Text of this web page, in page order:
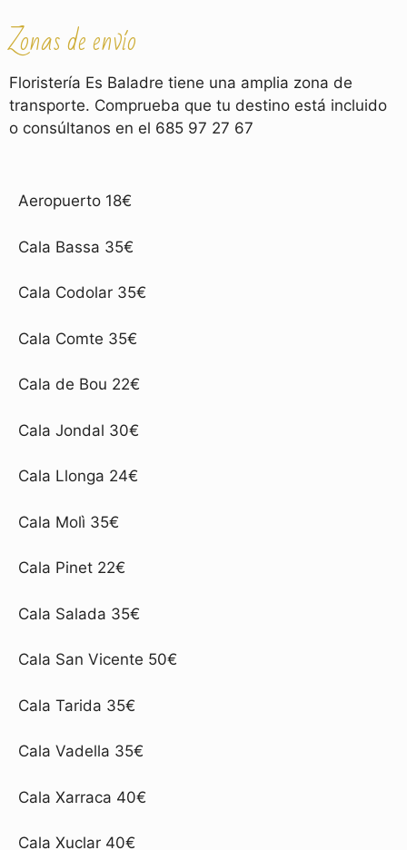
Zonas de envío
Floristería Es Baladre tiene una amplia zona de
transporte. Comprueba que tu destino está incluido
o consúltanos en el 685 97 27 67
Aeropuerto 18€
Cala Bassa 35€
Cala Codolar 35€
Cala Comte 35€
Cala de Bou 22€
Cala Jondal 30€
Cala Llonga 24€
Cala Molì 35€
Cala Pinet 22€
Cala Salada 35€
Cala San Vicente 50€
Cala Tarida 35€
Cala Vadella 35€
Cala Xarraca 40€
Cala Xuclar 40€